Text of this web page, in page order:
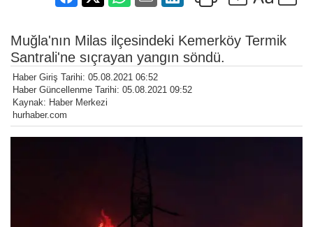
Muğla'nın Milas ilçesindeki Kemerköy Termik
Santrali'ne sıçrayan yangın söndü.
Haber Giriş Tarihi: 05.08.2021 06:52
Haber Güncellenme Tarihi: 05.08.2021 09:52
Kaynak: Haber Merkezi
hurhaber.com